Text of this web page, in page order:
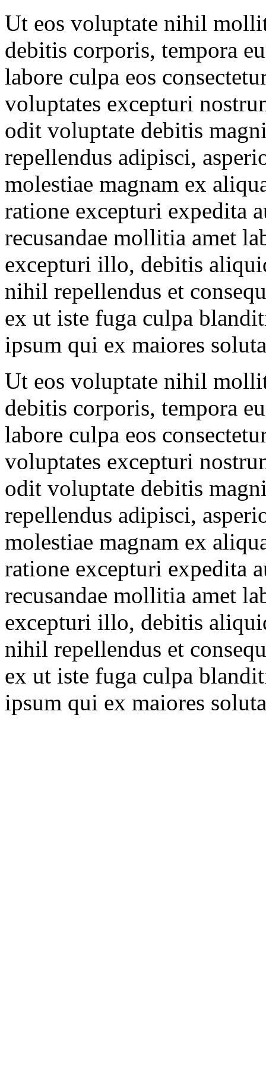
Ut eos voluptate nihil
debitis corporis, tempora
labore culpa eos
voluptates excepturi
odit voluptate debitis
repellendus adipisci,
molestiae magnam ex
ratione excepturi expedita
recusandae mollitia amet
excepturi illo, debitis
nihil repellendus et
ex ut iste fuga culpa
ipsum qui ex maiores
Ut eos voluptate nihil
debitis corporis, tempora
labore culpa eos
voluptates excepturi
odit voluptate debitis
repellendus adipisci,
molestiae magnam ex
ratione excepturi expedita
recusandae mollitia amet
excepturi illo, debitis
nihil repellendus et
ex ut iste fuga culpa
ipsum qui ex maiores